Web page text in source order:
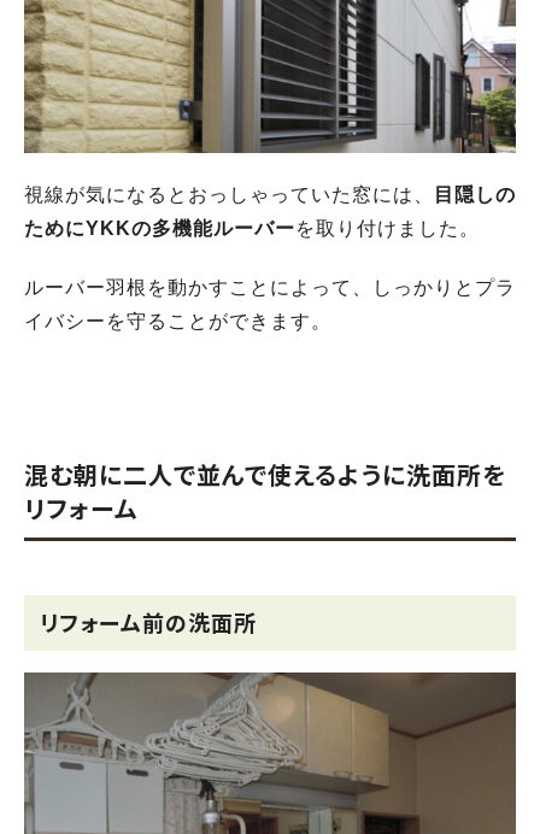
視線が気になるとおっしゃっていた窓には、
目隠しの
ためにYKKの多機能ルーバーを取り付けました。
ルーバー羽根を動かすことによって、しっかりとプラ
イバシーを守ることができます。
混む朝に二人で並んで使えるように洗面所を
リフォーム
リフォーム前の洗面所